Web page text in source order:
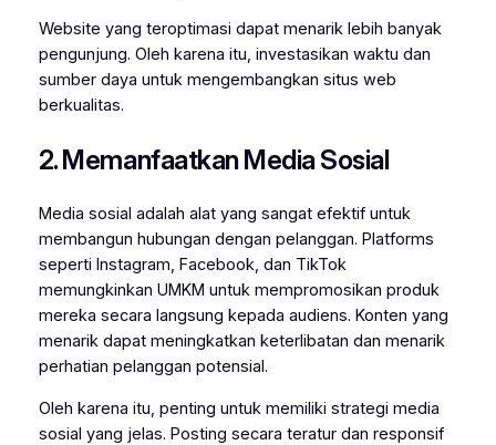
Website yang teroptimasi dapat menarik lebih banyak
pengunjung. Oleh karena itu, investasikan waktu dan
sumber daya untuk mengembangkan situs web
berkualitas.
2. Memanfaatkan Media Sosial
Media sosial adalah alat yang sangat efektif untuk
membangun hubungan dengan pelanggan. Platforms
seperti Instagram, Facebook, dan TikTok
memungkinkan UMKM untuk mempromosikan produk
mereka secara langsung kepada audiens. Konten yang
menarik dapat meningkatkan keterlibatan dan menarik
perhatian pelanggan potensial.
Oleh karena itu, penting untuk memiliki strategi media
sosial yang jelas. Posting secara teratur dan responsif